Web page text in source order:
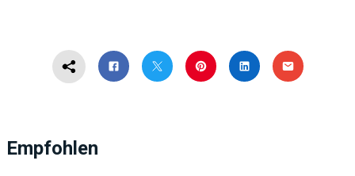
Empfohlen